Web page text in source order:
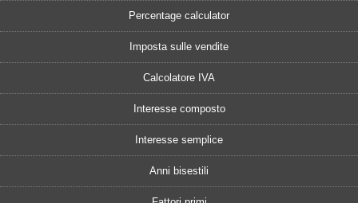
Percentage calculator
Imposta sulle vendite
Calcolatore IVA
Interesse composto
Interesse semplice
Anni bisestili